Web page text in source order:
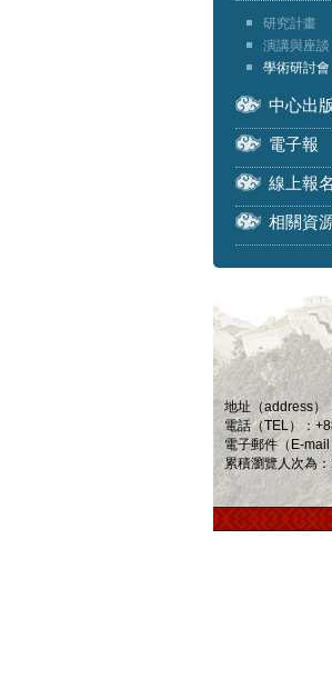
研究計畫
演講與座談
學術研討會
中心出
電子報
線上報名
相關資
地址（address）
電話（TEL）：
電子郵件（E-mail
累積瀏覽人次為